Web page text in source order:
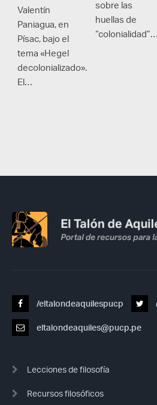
Valentín
Paniagua, en
Písac, bajo el
tema «Hegel
decolonializado».
El…
sobre las
huellas de
“colonialidad”…
/eltalondeaquilespucp
eltalondeaquiles@pucp.pe
Lecciones de filosofía
Recursos filosóficos